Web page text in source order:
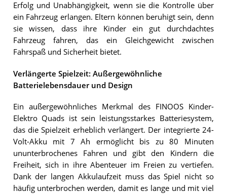
Erfolg und Unabhängigkeit, wenn sie die Kontrolle über
ein Fahrzeug erlangen. Eltern können beruhigt sein, denn
sie wissen, dass ihre Kinder ein gut durchdachtes
Fahrzeug fahren, das ein Gleichgewicht zwischen
Fahrspaß und Sicherheit bietet.
Verlängerte Spielzeit: Außergewöhnliche
Batterielebensdauer und Design
Ein außergewöhnliches Merkmal des FINOOS Kinder-
Elektro Quads ist sein leistungsstarkes Batteriesystem,
das die Spielzeit erheblich verlängert. Der integrierte 24-
Volt-Akku mit 7 Ah ermöglicht bis zu 80 Minuten
ununterbrochenes Fahren und gibt den Kindern die
Freiheit, sich in ihre Abenteuer im Freien zu vertiefen.
Dank der langen Akkulaufzeit muss das Spiel nicht so
häufig unterbrochen werden, damit es lange und mit viel